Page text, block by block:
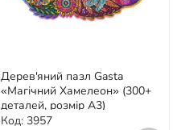
Дерев'яний пазл Gasta
«Магічний Хамелеон» (300+
деталей, розмір А3)
Код: 3957